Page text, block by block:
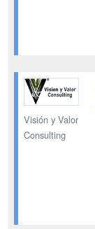
Visión y Valor
Consulting